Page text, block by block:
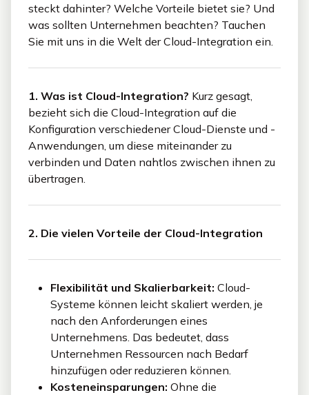
steckt dahinter? Welche Vorteile bietet sie? Und
was sollten Unternehmen beachten? Tauchen
Sie mit uns in die Welt der Cloud-Integration ein.
1. Was ist Cloud-Integration? Kurz gesagt,
bezieht sich die Cloud-Integration auf die
Konfiguration verschiedener Cloud-Dienste und -
Anwendungen, um diese miteinander zu
verbinden und Daten nahtlos zwischen ihnen zu
übertragen.
2. Die vielen Vorteile der Cloud-Integration
Flexibilität und Skalierbarkeit: Cloud-
Systeme können leicht skaliert werden, je
nach den Anforderungen eines
Unternehmens. Das bedeutet, dass
Unternehmen Ressourcen nach Bedarf
hinzufügen oder reduzieren können.
Kosteneinsparungen: Ohne die